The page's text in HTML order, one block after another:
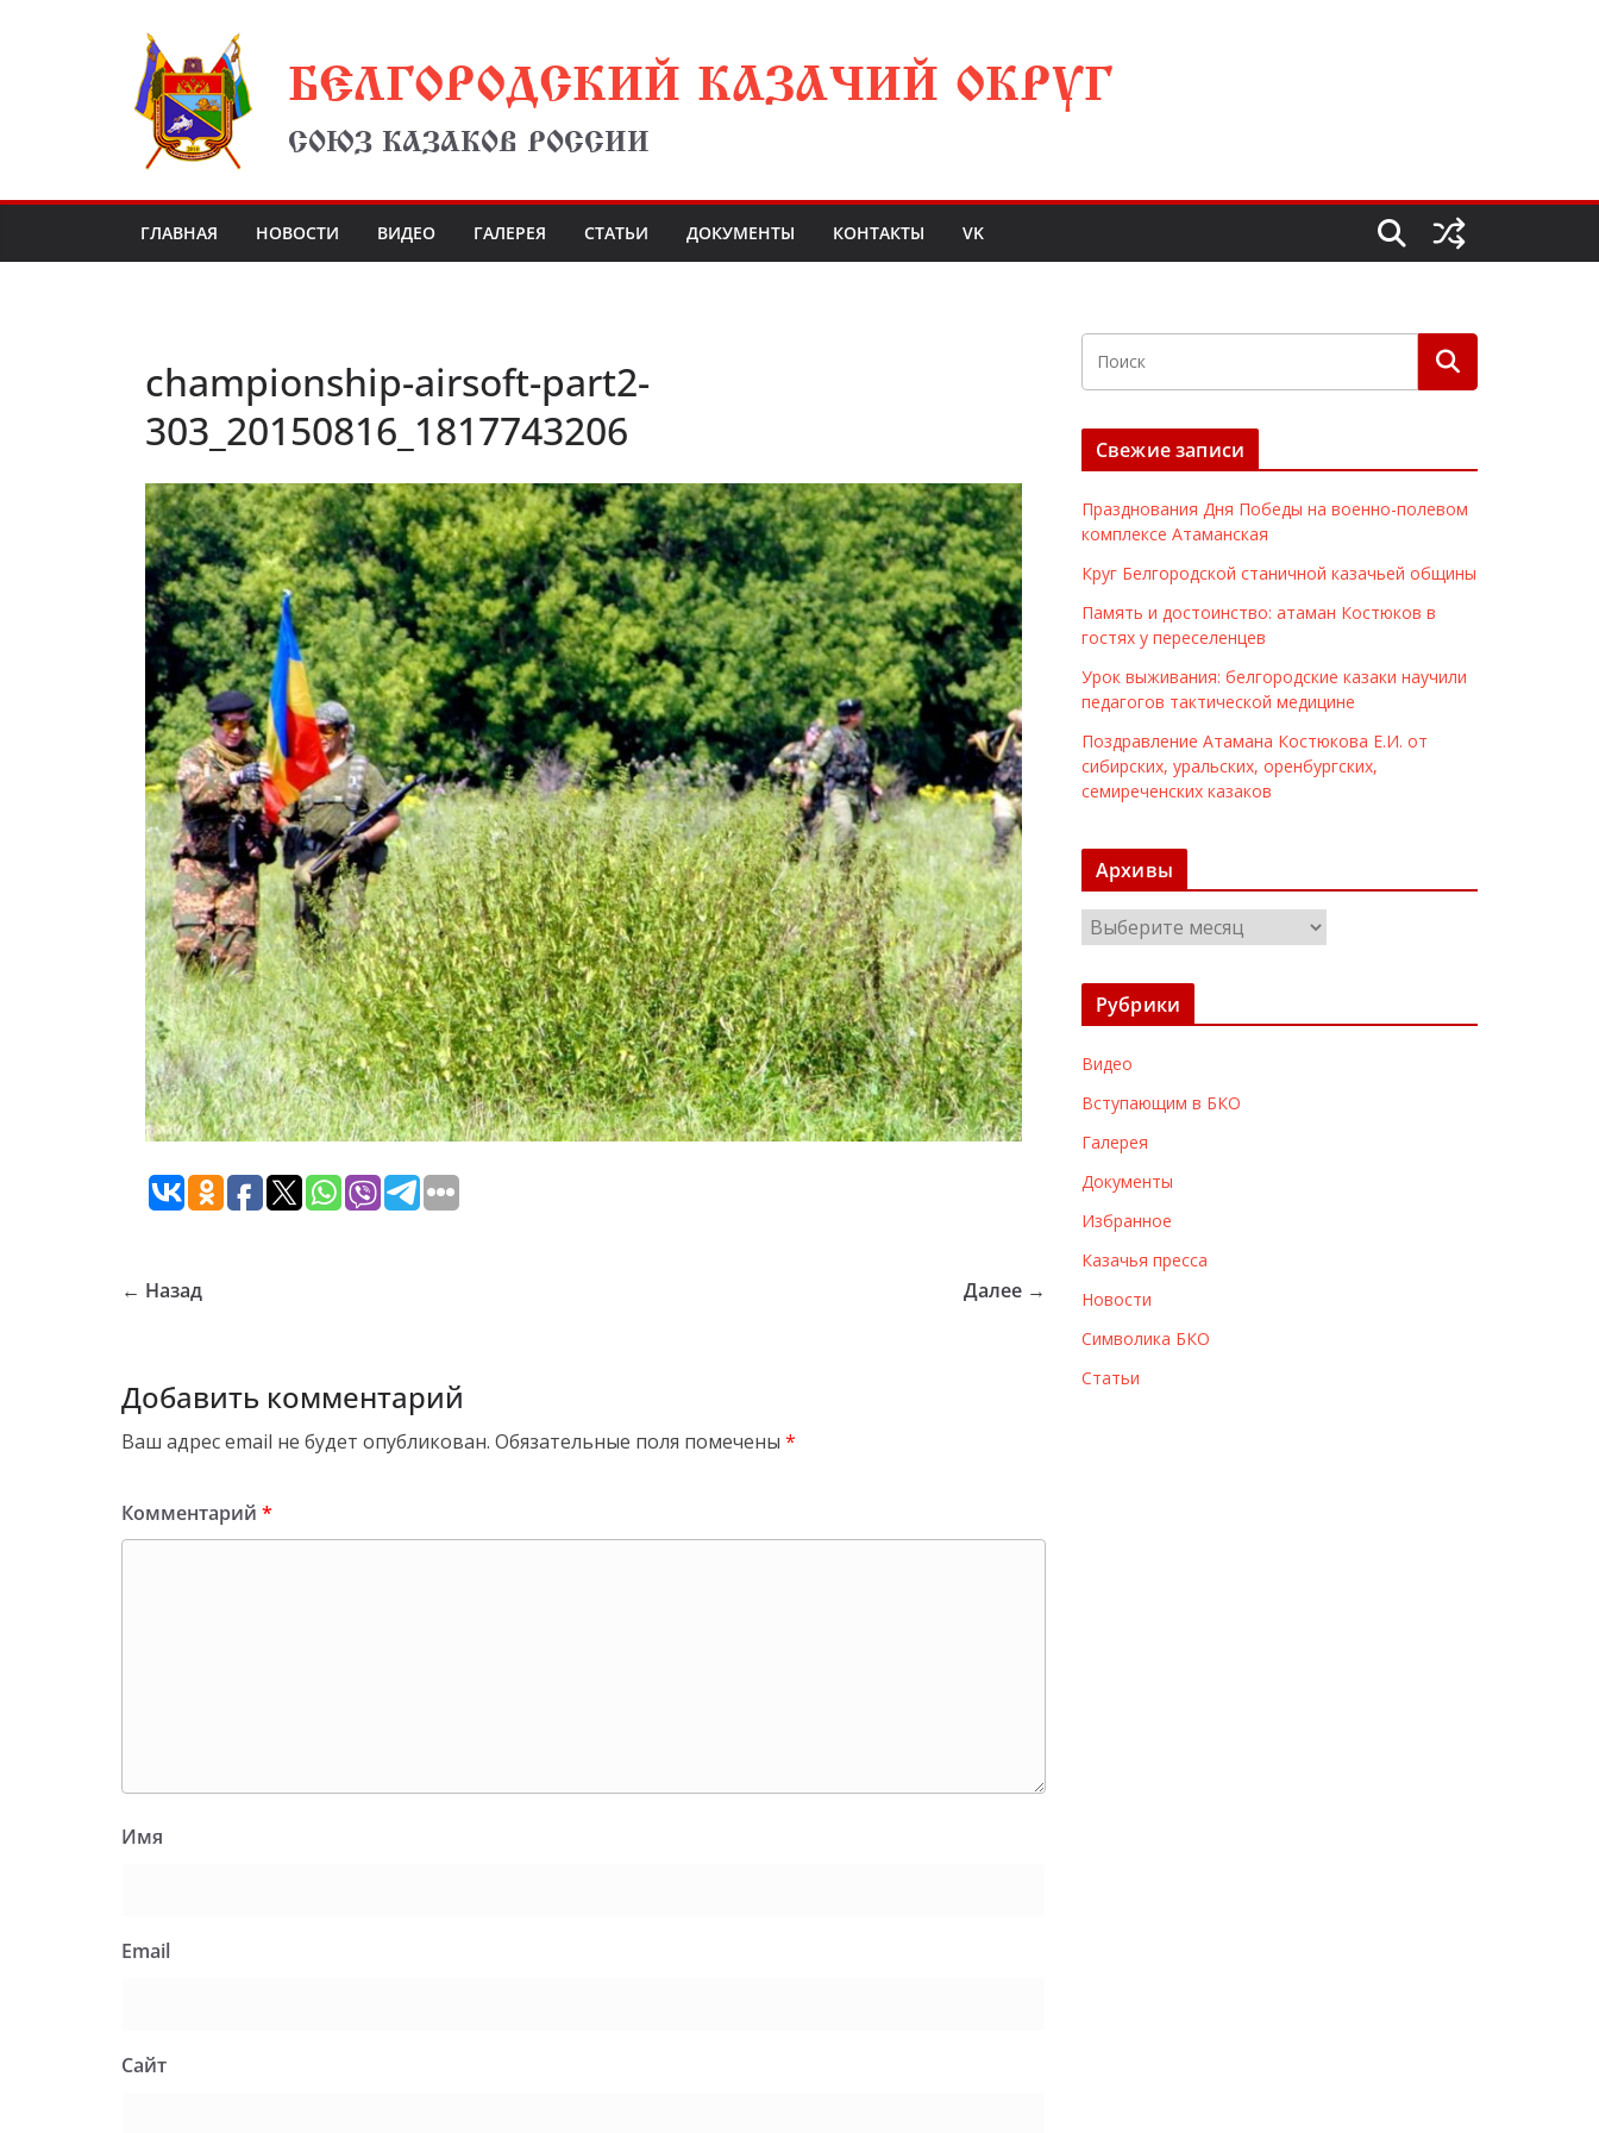
БЕЛГОРОДСКИЙ КАЗАЧИЙ ОКРУГ
СОЮЗ КАЗАКОВ РОССИИ
ГЛАВНАЯ НОВОСТИ ВИДЕО ГАЛЕРЕЯ СТАТЬИ ДОКУМЕНТЫ КОНТАКТЫ VK
championship-airsoft-part2-
303_20150816_1817743206
← Назад Далее →
Добавить комментарий
Ваш адрес email не будет опубликован. Обязательные поля помечены *
Комментарий *
Имя
Email
Сайт
Свежие записи
Празднования Дня Победы на военно-полевом
комплексе Атаманская
Круг Белгородской станичной казачьей общины
Память и достоинство: атаман Костюков в
гостях у переселенцев
Урок выживания: белгородские казаки научили
педагогов тактической медицине
Поздравление Атамана Костюкова Е.И. от
сибирских, уральских, оренбургских,
семиреченских казаков
Архивы
р
х
ы
Рубрики
Видео
Вступающим в БКО
Галерея
Документы
Избранное
Казачья пресса
Новости
Символика БКО
Статьи